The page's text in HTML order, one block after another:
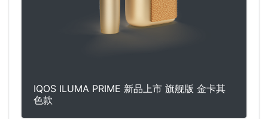
IQOS ILUMA PRIME 新品上市 旗舰版 金卡其
色款